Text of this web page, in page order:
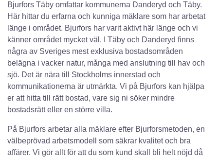
Bjurfors Täby omfattar kommunerna Danderyd och Täby.
Här hittar du erfarna och kunniga mäklare som har arbetat
länge i området. Bjurfors har varit aktivt här länge och vi
känner området mycket väl. I Täby och Danderyd finns
några av Sveriges mest exklusiva bostadsområden
belägna i vacker natur, många med anslutning till hav och
sjö. Det är nära till Stockholms innerstad och
kommunikationerna är utmärkta. Vi på Bjurfors kan hjälpa
er att hitta till rätt bostad, vare sig ni söker mindre
bostadsrätt eller en större villa.
På Bjurfors arbetar alla mäklare efter Bjurforsmetoden, en
välbeprövad arbetsmodell som säkrar kvalitet och bra
affärer. Vi gör allt för att du som kund skall bli helt nöjd då